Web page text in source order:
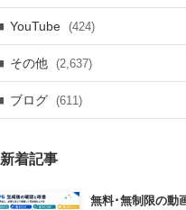
YouTube (424)
その他 (2,637)
ブログ (611)
新着記事
無料･無制限の動